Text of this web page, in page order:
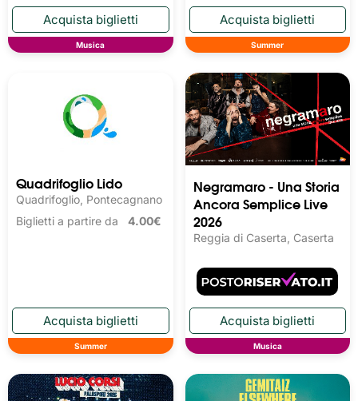
Musica Summer
Quadrifoglio Lido
Quadrifoglio, Pontecagnano
Biglietti a partire da 4.00€
Summer
Negramaro - Una Storia
Ancora Semplice Live
2026
Reggia di Caserta, Caserta
Musica